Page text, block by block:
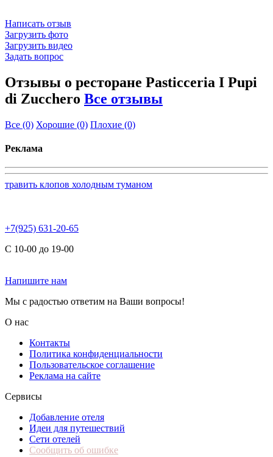
Написать отзыв
Загрузить фото
Загрузить видео
Задать вопрос
Отзывы о ресторане Pasticceria I Pupi
di Zucchero Все отзывы
Все (0) Хорошие (0) Плохие (0)
Реклама
травить клопов холодным туманом
+7(925) 631-20-65
С 10-00 до 19-00
Напишите нам
Мы с радостью ответим на Ваши вопросы!
О нас
Контакты
Политика конфиденциальности
Пользовательское соглашение
Реклама на сайте
Сервисы
Добавление отеля
Идеи для путешествий
Сети отелей
Сообщить об ошибке